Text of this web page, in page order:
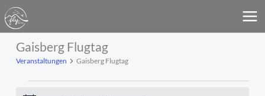
Zum
Inhalt
springen
Gaisberg Flugtag
Veranstaltungen Gaisberg Flugtag
Veranstaltungen